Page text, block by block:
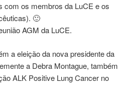
com os membros da LuCE e os
🙂
AGM da LuCE.
a eleição da nova presidente da
a Debra Montague, também
ALK Positive Lung Cancer no